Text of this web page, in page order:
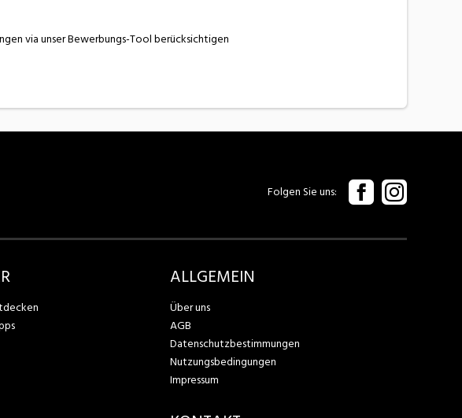
via unser Bewerbungs-Tool berücksichtigen
Folgen Sie uns
ALLGEMEIN
Über uns
AGB
Datenschutzbestimmungen
Nutzungsbedingungen
Impressum